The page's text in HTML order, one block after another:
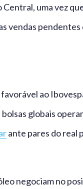
uma vez
vendas
ao
globais
ante pares do real
negociam no